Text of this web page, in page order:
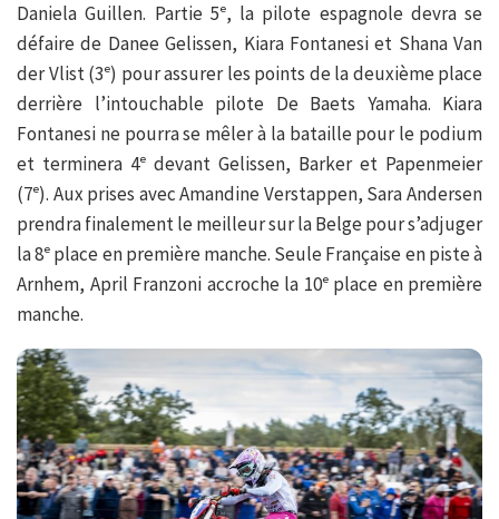
Daniela Guillen. Partie 5ᵉ, la pilote espagnole devra se
défaire de Danee Gelissen, Kiara Fontanesi et Shana Van
der Vlist (3ᵉ) pour assurer les points de la deuxième place
derrière l’intouchable pilote De Baets Yamaha. Kiara
Fontanesi ne pourra se mêler à la bataille pour le podium
et terminera 4ᵉ devant Gelissen, Barker et Papenmeier
(7ᵉ). Aux prises avec Amandine Verstappen, Sara Andersen
prendra finalement le meilleur sur la Belge pour s’adjuger
la 8ᵉ place en première manche. Seule Française en piste à
Arnhem, April Franzoni accroche la 10ᵉ place en première
manche.